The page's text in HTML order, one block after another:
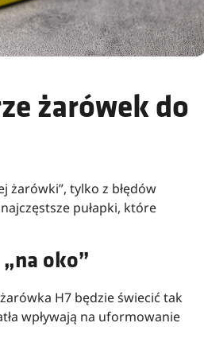
żarówek do
żarówki”, tylko z błędów
pułapki, które
oko”
H7 będzie świecić tak
wpływają na uformowanie